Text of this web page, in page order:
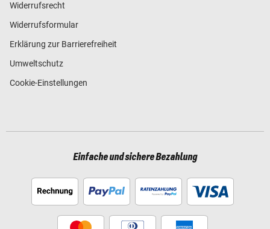
Widerrufsrecht
Widerrufsformular
Erklärung zur Barrierefreiheit
Umweltschutz
Cookie-Einstellungen
Einfache und sichere Bezahlung